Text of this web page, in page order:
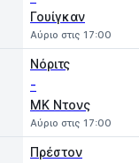
Γουίγκαν
Αύριο στις 17:00
Νόριτς
-
MK Ντονς
Αύριο στις 17:00
Πρέστον